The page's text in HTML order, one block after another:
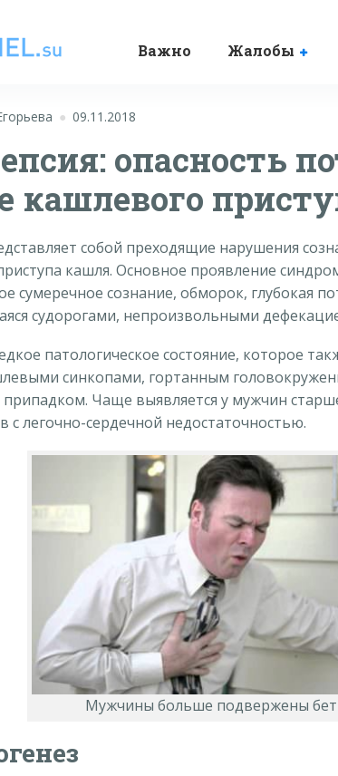
Важно Жалобы
09.11.2018
опасность
кашлевого
собой преходящие нарушения
кашля. Основное проявление
сумеречное сознание, обморок, глубокая
судорогами, непроизвольными
патологическое состояние, которое
синкопами, гортанным
Чаще выявляется у мужчин
с легочно-сердечной недостаточностью.
Мужчины больше подвержены